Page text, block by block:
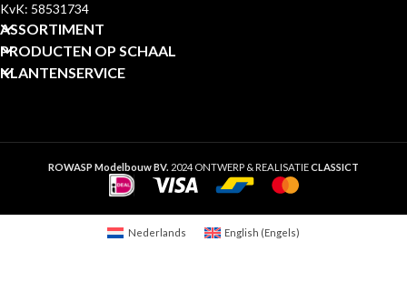
KvK: 58531734
ASSORTIMENT
PRODUCTEN OP SCHAAL
KLANTENSERVICE
ROWASP Modelbouw BV. 2024 ONTWERP & REALISATIECLASSICT
Nederlands English (Engels)